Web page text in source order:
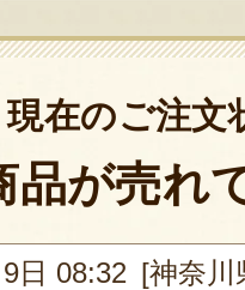
現在のご注文
品が売れ
日 08:32 [神奈川